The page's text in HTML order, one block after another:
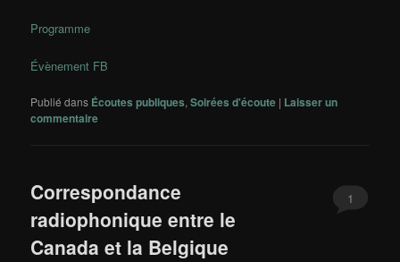
Programme
Évènement FB
Publié dans Écoutes publiques,Soirées d'écoute | Laisser un
commentaire
Correspondance
radiophonique entre le
Canada et la Belgique
1